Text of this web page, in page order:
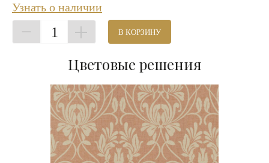
Узнать о наличии
1 В КОРЗИНУ
Цветовые решения